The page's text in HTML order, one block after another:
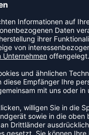
angerauten Struktur
mit denen du
mit denen du